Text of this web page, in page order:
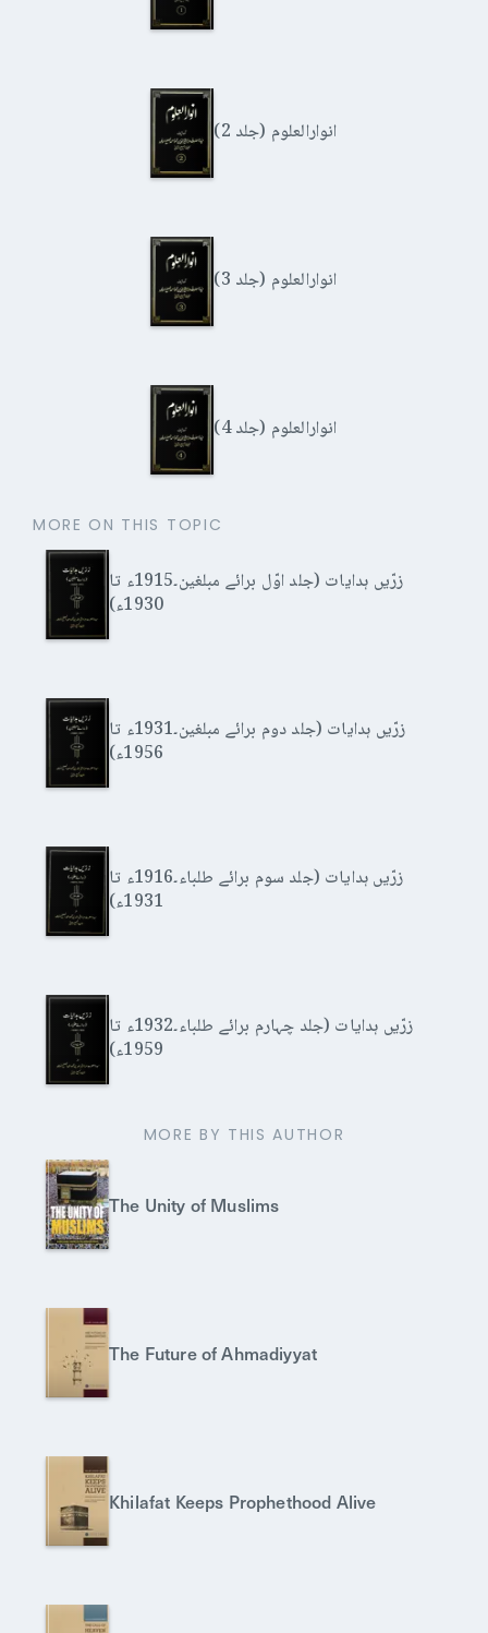
انوارالعلوم (جلد 2)
انوارالعلوم (جلد 3)
انوارالعلوم (جلد 4)
MORE ON THIS TOPIC
زرّیں ہدایات (جلد اوّل برائے مبلغین۔1915ء تا
1930ء)
زرّیں ہدایات (جلد دوم برائے مبلغین۔1931ء تا
1956ء)
زرّیں ہدایات (جلد سوم برائے طلباء۔1916ء تا
1931ء)
زرّیں ہدایات (جلد چہارم برائے طلباء۔1932ء تا
1959ء)
MORE BY THIS AUTHOR
The Unity of Muslims
The Future of Ahmadiyyat
Khilafat Keeps Prophethood Alive